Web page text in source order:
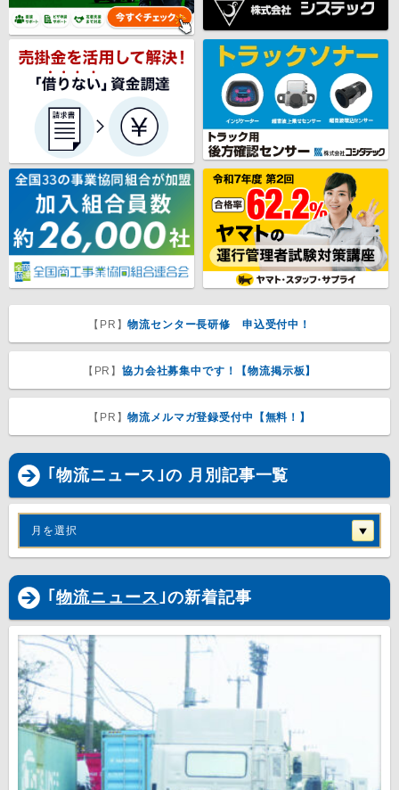
【PR】物流センター長研修 申込受付中！
【PR】協力会社募集中です！【物流掲示板】
【PR】物流メルマガ登録受付中【無料！】
｢物流ニュース｣の 月別記事一覧
月を選択
｢ 物流ニュース｣の新着記事